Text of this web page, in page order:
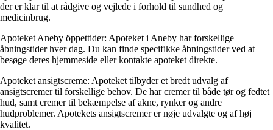
der er klar til at rådgive og vejlede i forhold til sundhed og
medicinbrug.
Apoteket Aneby öppettider: Apoteket i Aneby har forskellige
åbningstider hver dag. Du kan finde specifikke åbningstider ved at
besøge deres hjemmeside eller kontakte apoteket direkte.
Apoteket ansigtscreme: Apoteket tilbyder et bredt udvalg af
ansigtscremer til forskellige behov. De har cremer til både tør og fedtet
hud, samt cremer til bekæmpelse af akne, rynker og andre
hudproblemer. Apotekets ansigtscremer er nøje udvalgte og af høj
kvalitet.